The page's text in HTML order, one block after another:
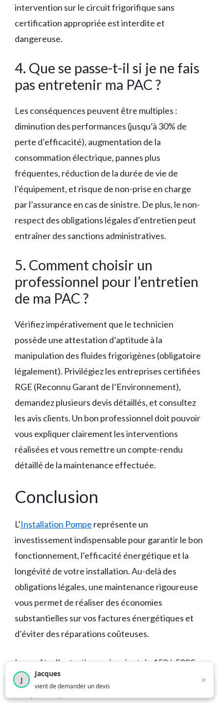
intervention sur le circuit frigorifique sans
certification appropriée est interdite et
dangereuse.
4. Que se passe-t-il si je ne fais
pas entretenir ma PAC ?
Les conséquences peuvent être multiples :
diminution des performances (jusqu’à 30% de
perte d’efficacité), augmentation de la
consommation électrique, pannes plus
fréquentes, réduction de la durée de vie de
l’équipement, et risque de non-prise en charge
par l’assurance en cas de sinistre. De plus, le non-
respect des obligations légales d’entretien peut
entraîner des sanctions administratives.
5. Comment choisir un
professionnel pour l’entretien
de ma PAC ?
Vérifiez impérativement que le technicien
possède une attestation d’aptitude à la
manipulation des fluides frigorigènes (obligatoire
légalement). Privilégiez les entreprises certifiées
RGE (Reconnu Garant de l’Environnement),
demandez plusieurs devis détaillés, et consultez
les avis clients. Un bon professionnel doit pouvoir
vous expliquer clairement les interventions
réalisées et vous remettre un compte-rendu
détaillé de la maintenance effectuée.
Conclusion
L’Installation Pompe représente un
investissement indispensable pour garantir le bon
fonctionnement, l’efficacité énergétique et la
longévité de votre installation. Au-delà des
obligations légales, une maintenance rigoureuse
vous permet de réaliser des économies
substantielles sur vos factures énergétiques et
d’éviter des réparations coûteuses.
Les coûts d’entretien, qui varient de 150 à 500€
selon le type d’installation, sont largement
4 209utilisateurs ce mois-ci
J
Jacques
vient de demander un devis
×